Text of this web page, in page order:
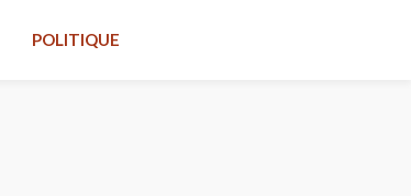
POLITIQUE